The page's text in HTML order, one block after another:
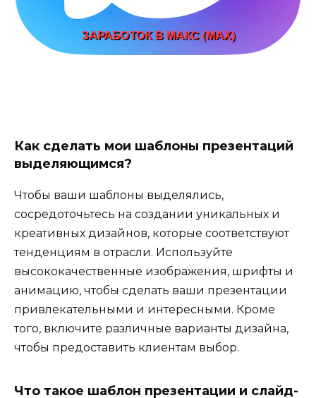
Как сделать мои шаблоны презентаций
выделяющимся?
Чтобы ваши шаблоны выделялись,
сосредоточьтесь на создании уникальных и
креативных дизайнов, которые соответствуют
тенденциям в отрасли. Используйте
высококачественные изображения, шрифты и
анимацию, чтобы сделать ваши презентации
привлекательными и интересными. Кроме
того, включите различные варианты дизайна,
чтобы предоставить клиентам выбор.
Что такое шаблон презентации и слайд-